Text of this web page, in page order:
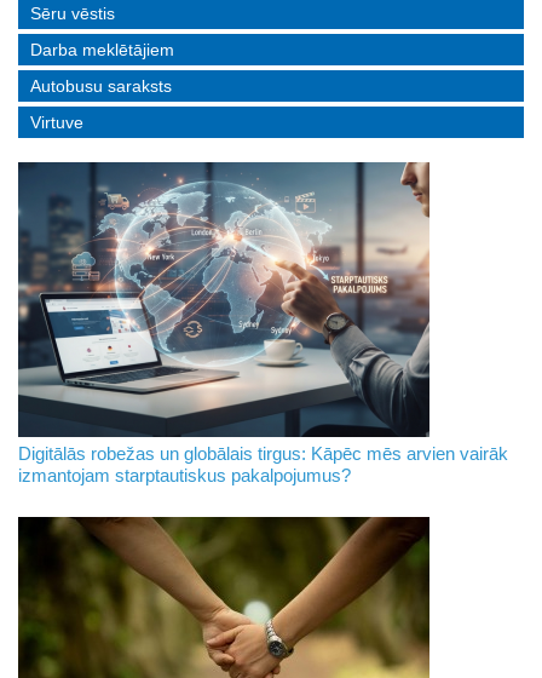
Sēru vēstis
Darba meklētājiem
Autobusu saraksts
Virtuve
Digitālās robežas un globālais tirgus: Kāpēc mēs arvien vairāk
izmantojam starptautiskus pakalpojumus?